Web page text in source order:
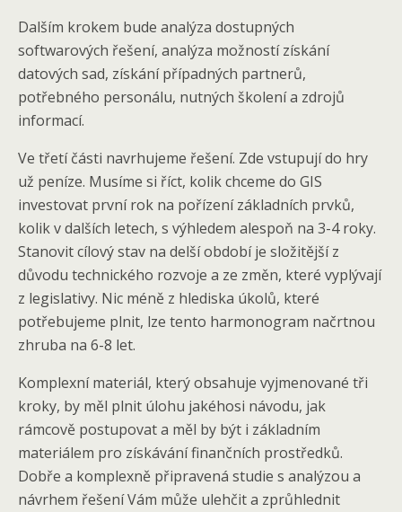
Dalším krokem bude analýza dostupných
softwarových řešení, analýza možností získání
datových sad, získání případných partnerů,
potřebného personálu, nutných školení a zdrojů
informací.
Ve třetí části navrhujeme řešení. Zde vstupují do hry
už peníze. Musíme si říct, kolik chceme do GIS
investovat první rok na pořízení základních prvků,
kolik v dalších letech, s výhledem alespoň na 3-4 roky.
Stanovit cílový stav na delší období je složitější z
důvodu technického rozvoje a ze změn, které vyplývají
z legislativy. Nic méně z hlediska úkolů, které
potřebujeme plnit, lze tento harmonogram načrtnou
zhruba na 6-8 let.
Komplexní materiál, který obsahuje vyjmenované tři
kroky, by měl plnit úlohu jakéhosi návodu, jak
rámcově postupovat a měl by být i základním
materiálem pro získávání finančních prostředků.
Dobře a komplexně připravená studie s analýzou a
návrhem řešení Vám může ulehčit a zprůhlednit